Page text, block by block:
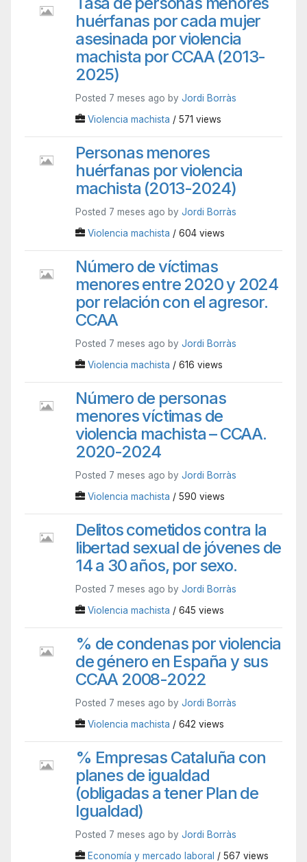
huérfanas por cada mujer
asesinada por violencia
machista por CCAA (2013-
2025)
Posted 7 meses ago by Jordi Borràs
Violencia machista / 571 views
Personas menores
huérfanas por violencia
machista (2013-2024)
Posted 7 meses ago by Jordi Borràs
Violencia machista / 604 views
Número de víctimas
menores entre 2020 y 2024
por relación con el agresor.
CCAA
Posted 7 meses ago by Jordi Borràs
Violencia machista / 616 views
Número de personas
menores víctimas de
violencia machista – CCAA.
2020-2024
Posted 7 meses ago by Jordi Borràs
Violencia machista / 590 views
Delitos cometidos contra la
libertad sexual de jóvenes de
14 a 30 años, por sexo.
Posted 7 meses ago by Jordi Borràs
Violencia machista / 645 views
% de condenas por violencia
de género en España y sus
CCAA 2008-2022
Posted 7 meses ago by Jordi Borràs
Violencia machista / 642 views
% Empresas Cataluña con
planes de igualdad
(obligadas a tener Plan de
Igualdad)
Posted 7 meses ago by Jordi Borràs
Economía y mercado laboral / 567 views